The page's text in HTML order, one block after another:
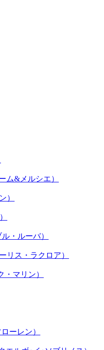
ム&メルシエ）
）
・ルーバ）
リス・ラクロア）
マリン）
ーレン）